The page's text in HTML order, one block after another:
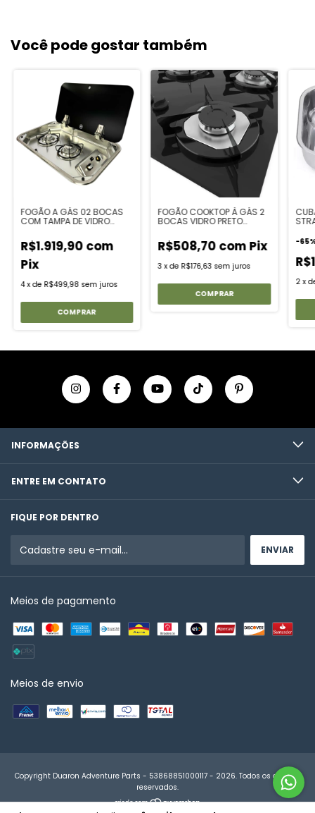
Você pode gostar também
FOGÃO A GÁS 02 BOCAS
COM TAMPA DE VIDRO
R$1.919,90 com
Pix
4 xde R$499,98 sem juros
FOGÃO COOKTOP À GÁS 2
BOCAS VIDRO PRETO
R$508,70 com Pix
3 xde R$176,63 sem juros
-65
2 x
INFORMAÇÕES
ENTRE EM CONTATO
FIQUE POR DENTRO
Meios de pagamento
Meios de envio
Copyright Duaron Adventure Parts - 53868851000117 - 2026. Todos os direitos
reservados.